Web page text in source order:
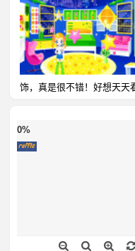
饰，真是很不错！好想天天
0%